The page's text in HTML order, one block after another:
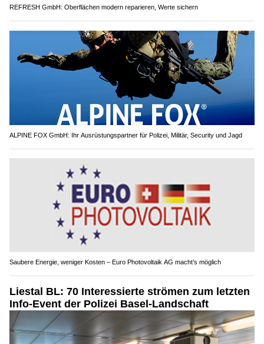
REFRESH GmbH: Oberflächen modern reparieren, Werte sichern
ALPINE FOX GmbH: Ihr Ausrüstungspartner für Polizei, Militär, Security und Jagd
Saubere Energie, weniger Kosten – Euro Photovoltaik AG macht’s möglich
Liestal BL: 70 Interessierte strömen zum letzten
Info-Event der Polizei Basel-Landschaft